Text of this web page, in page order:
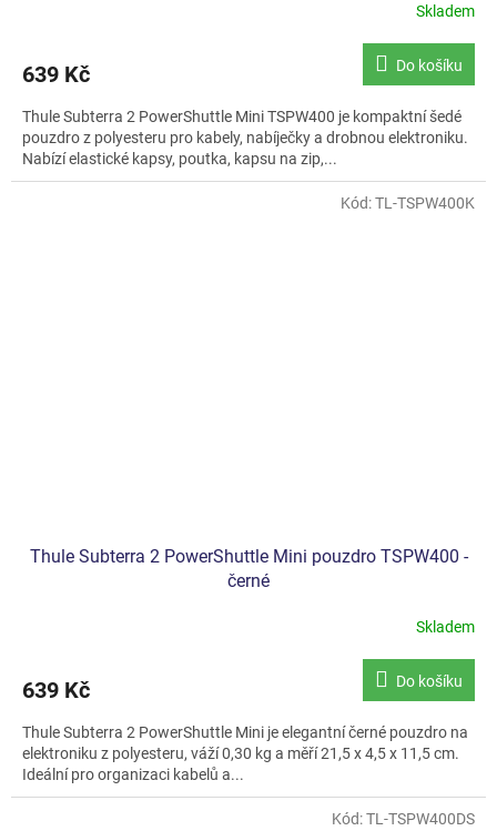
Skladem
639 Kč Do košíku
Thule Subterra 2 PowerShuttle Mini TSPW400 je kompaktní šedé
pouzdro z polyesteru pro kabely, nabíječky a drobnou elektroniku.
Nabízí elastické kapsy, poutka, kapsu na zip,...
Thule Subterra 2 PowerShuttle Mini pouzdro TSPW400 -
černé
Skladem
639 Kč Do košíku
Thule Subterra 2 PowerShuttle Mini je elegantní černé pouzdro na
elektroniku z polyesteru, váží 0,30 kg a měří 21,5 x 4,5 x 11,5 cm.
Ideální pro organizaci kabelů a...
Kód:TL-TSPW400K
Kód:TL-TSPW400DS